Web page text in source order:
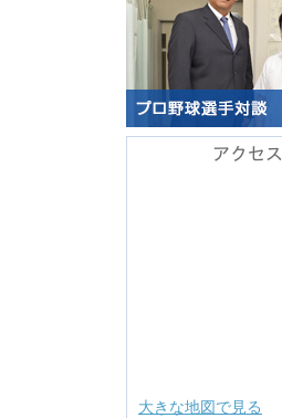
アクセス
大きな地図で見る